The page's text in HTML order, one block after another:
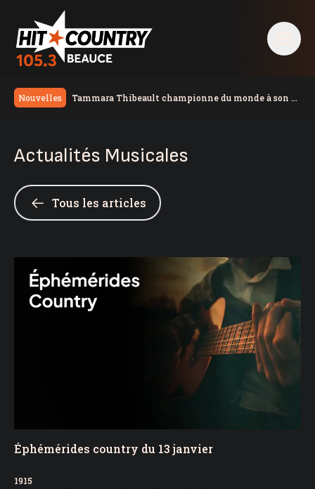
Nouvelles
Tammara Thibeault championne du monde à son 5e
Un mort dans un accident de la route à Saint-
Foy; un homme arrêté
Une femme de 32 ans arrêtée pour introduction par
effraction et agression armée à Québec
Un homme de 52 ans perd la vie dans un accident à
Une résidente de la région remporte 100 000$
Congestion monstre à Lévis
Actualités Musicales
Tous les articles
Éphémérides country du 13 janvier
1915